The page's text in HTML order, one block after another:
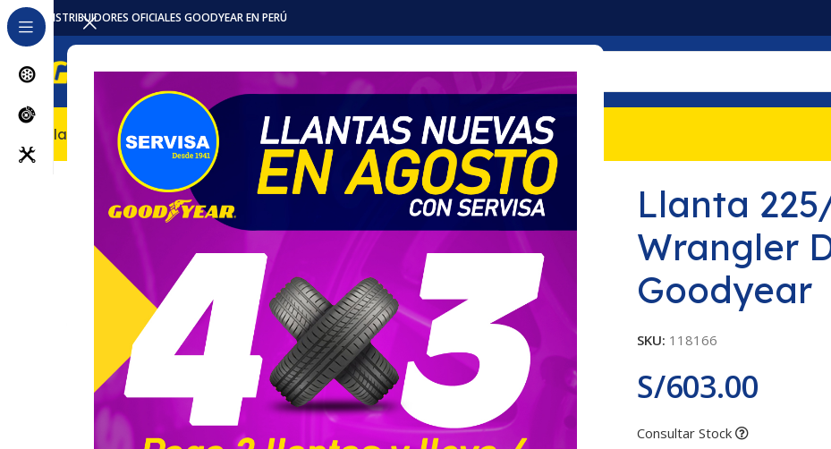
DISTRIBUIDORES OFICIALES GOODYEAR EN PERÚ
Llantas Accesorios / Repuestos ServiciosLocalesPromocionesNosotrosContacto
Llantas Camioneta Llanta 225/75R16 115/112S Wrangler Duratrac RT Goodyear
Llanta
Wrangler
Goodyear
SKU: 118166
S/603.00
Consultar Stock